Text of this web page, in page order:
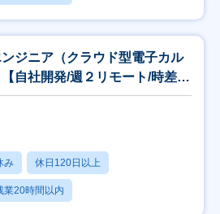
ンジニア（クラウド型電子カル
自社開発/週２リモート/時差出
み 休日120日以上
業20時間以内